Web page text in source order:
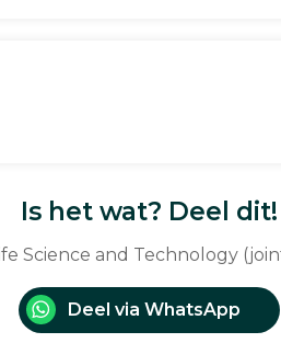
Is het wat? Deel dit!
Science and Technology
Deel via WhatsApp